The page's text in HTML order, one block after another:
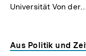
Universität Von
Aus Politik und